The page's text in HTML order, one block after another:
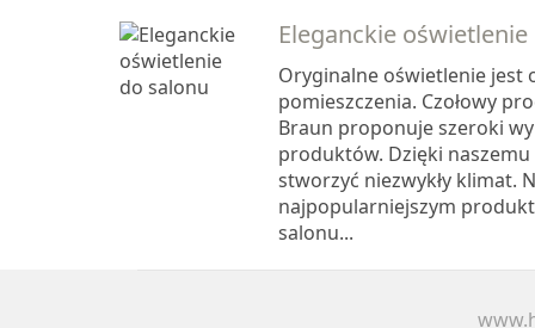
Eleganckie
Oryginalne oświetlenie jest
pomieszczenia. Czołowy
Braun proponuje szeroki
produktów. Dzięki
stworzyć niezwykły klimat.
najpopularniejszym
salonu...